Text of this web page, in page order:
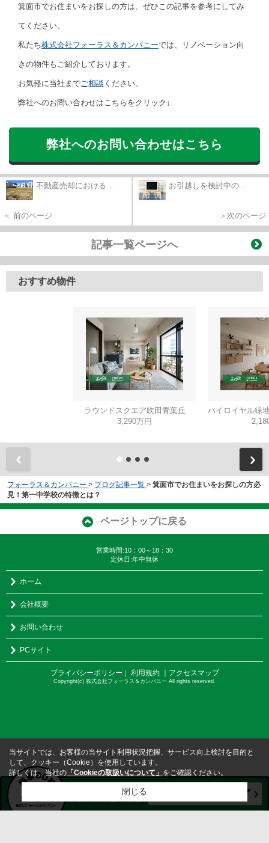
箕面市でお住まいをお探しの方は、ぜひこの記事を参考にしてみ
てください。
私たち株式会社フォーラス＆カンパニーでは、リノベーション向
きの物件もご紹介しております。
お気軽に当社まで ご相談 ください。
弊社へのお問い合わせはこちらをクリック↓
弊社へのお問い合わせはこちら
不動産売却における...
＜ 前のページ
お引越しを検討中の...
＞次のページ
記事一覧ページへ
おすすめ物件
ラウンドスクエア吹田青葉丘
3,290万円
ハイロイヤル緑
フォーラス＆カンパニー > ブログ記事一覧 > 箕面市でお住まいをお探しの方必
見！第一中学校の特徴とは？
ページトップに戻る
営業時間:10：00～18：30
定休日:年中無休
ホーム
会社概要
お問い合わせ
PCサイト
プライバシーポリシー 利用規約 ｜アクセスマップ
Copyright(c) 株式会社フォーラス＆カンパニー All rights reserved.
当サイトでは、お客様の当サイト利用状況把握、サービス向上検討を目的と
して、クッキー（Cookie）を使用しています。
詳しくは、当社の 「Cookieの取扱いについて」 をご確認ください。
閉じる